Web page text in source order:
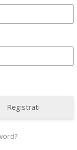
Registrati